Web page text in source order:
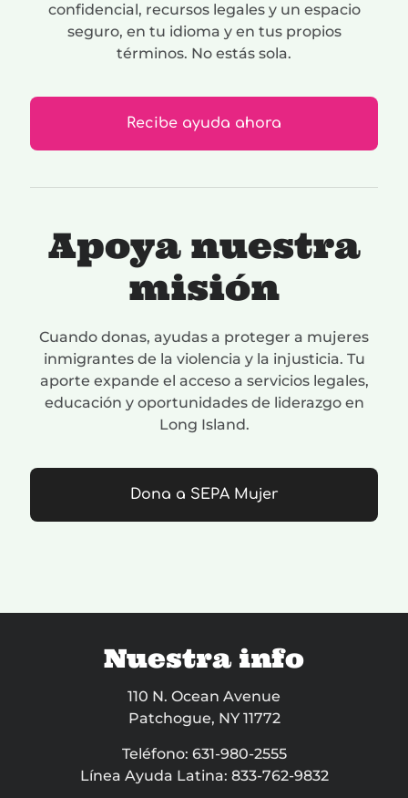
confidencial, recursos legales y un espacio
seguro, en tu idioma y en tus propios
términos. No estás sola.
Recibe ayuda ahora
Apoya nuestra
misión
Cuando donas, ayudas a proteger a mujeres
inmigrantes de la violencia y la injusticia. Tu
aporte expande el acceso a servicios legales,
educación y oportunidades de liderazgo en
Long Island.
Dona a SEPA Mujer
Nuestra info
110 N. Ocean Avenue
Patchogue, NY 11772
Teléfono: 631-980-2555
Línea Ayuda Latina: 833-762-9832